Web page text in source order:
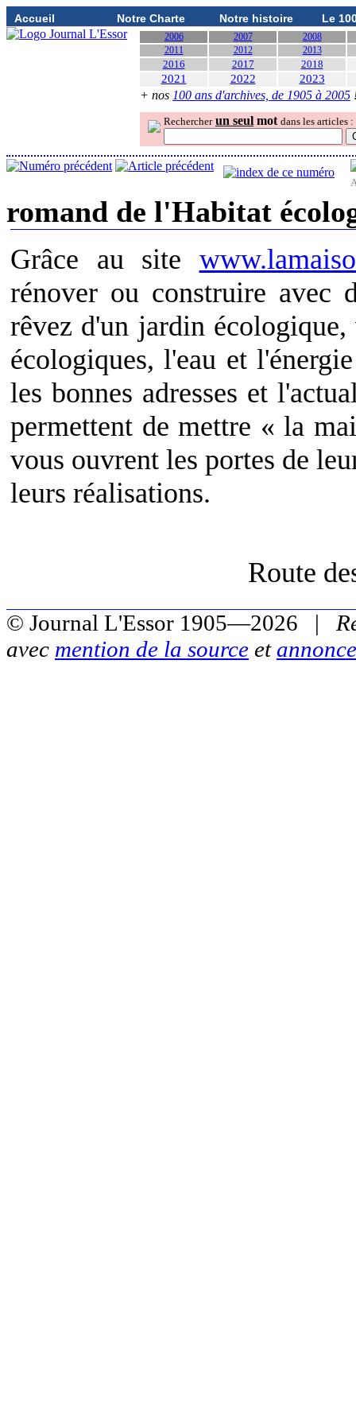
Accueil Notre Charte Notre histoire Le
2006 2007
2008
2011
2012 2013
2016 2017 2018
2021 2022 2023
+ nos 100 ans d'archives, de 1905 à 2005
Rechercher un seul mot dans les articles :
romand de l'Habitat
Grâce au site
rénover ou construire avec
rêvez d'un jardin
écologiques, l'eau et
les bonnes adresses et
permettent de mettre « la
vous ouvrent les portes de
leurs réalisations.
Route
© Journal L'Essor 1905—2026 |
avec mention de la source et